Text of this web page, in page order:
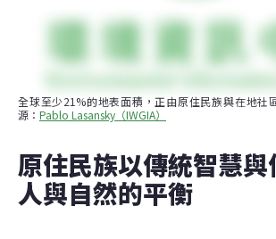
全球至少21%的地表面積，正由原住民族與在地社
源： Pablo Lasansky（IWGIA）
原住民族以傳統智慧與
人與自然的平衡